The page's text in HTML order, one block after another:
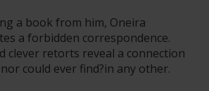
a book from him, Oneira
a forbidden correspondence.
clever retorts reveal a connection
could ever find?in any other.